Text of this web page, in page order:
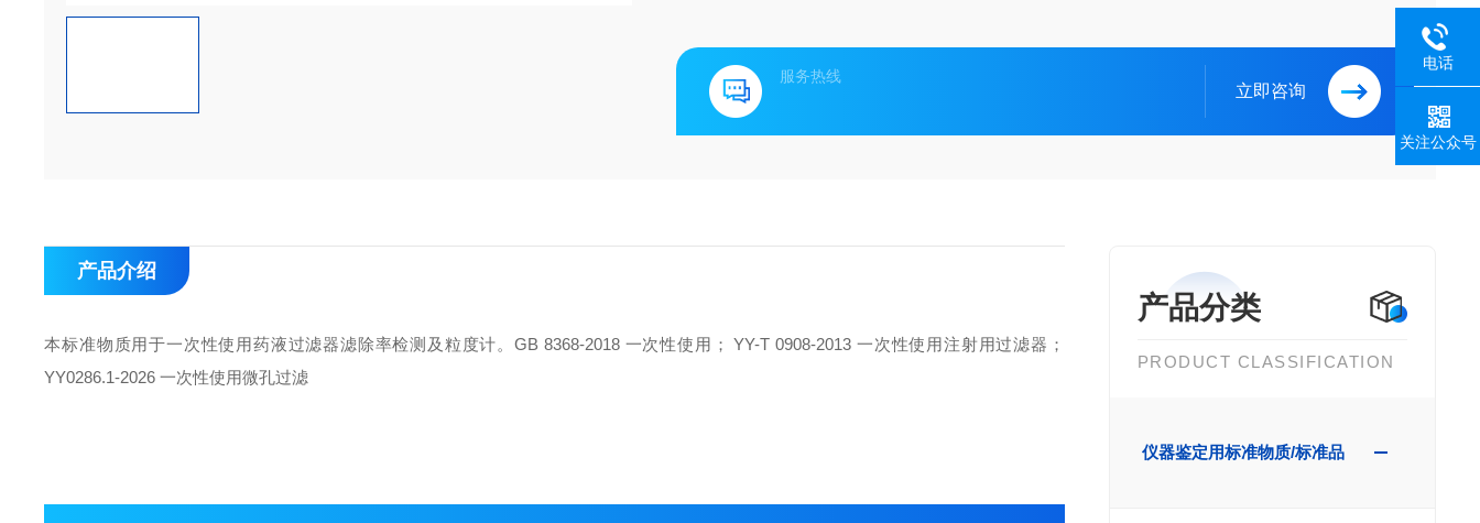
服务热线
立即咨询
产品分类
PRODUCT CLASSIFICATION
仪器鉴定用标准物质/标准品
产品介绍
本标准物质用于一次性使用药液过滤器滤除率检测及粒度计。GB 8368-2018 一次性使用； YY-T 0908-2013 一次性使用注射用过滤器；
YY0286.1-2026 一次性使用微孔过滤
电话
关注公众号